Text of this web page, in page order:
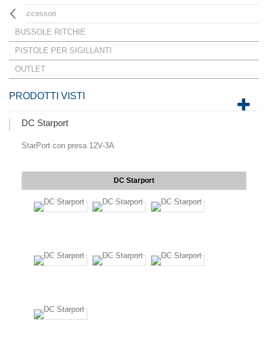
Accessori
BUSSOLE RITCHIE
PISTOLE PER SIGILLANTI
OUTLET
PRODOTTI VISTI
DC Starport
StarPort con presa 12V-3A
DC Starport